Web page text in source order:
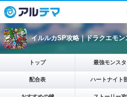
イルルカSP攻略｜ドラクエモン
トップ 最強モンス
配合表 ハートナイト